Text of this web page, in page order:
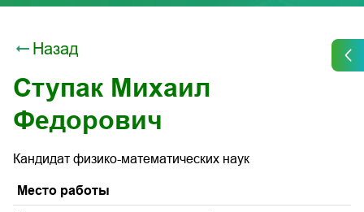
Назад
Ступак Михаил
Федорович
Кандидат физико-математических наук
Место работы